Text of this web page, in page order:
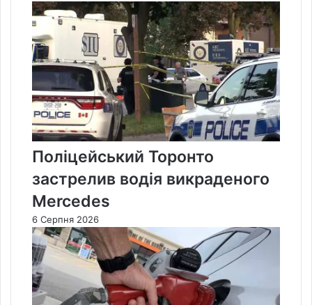
Поліцейський Торонто
застрелив водія викраденого
Mercedes
6 Серпня 2026